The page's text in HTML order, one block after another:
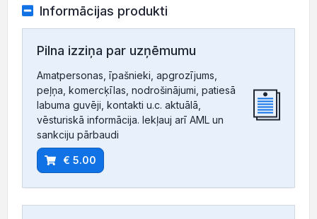
Informācijas produkti
Pilna izziņa par uzņēmumu
Amatpersonas, īpašnieki, apgrozījums,
peļņa, komercķīlas, nodrošinājumi, patiesā
labuma guvēji, kontakti u.c. aktuālā,
vēsturiskā informācija. Iekļauj arī AML un
sankciju pārbaudi
€ 5.00